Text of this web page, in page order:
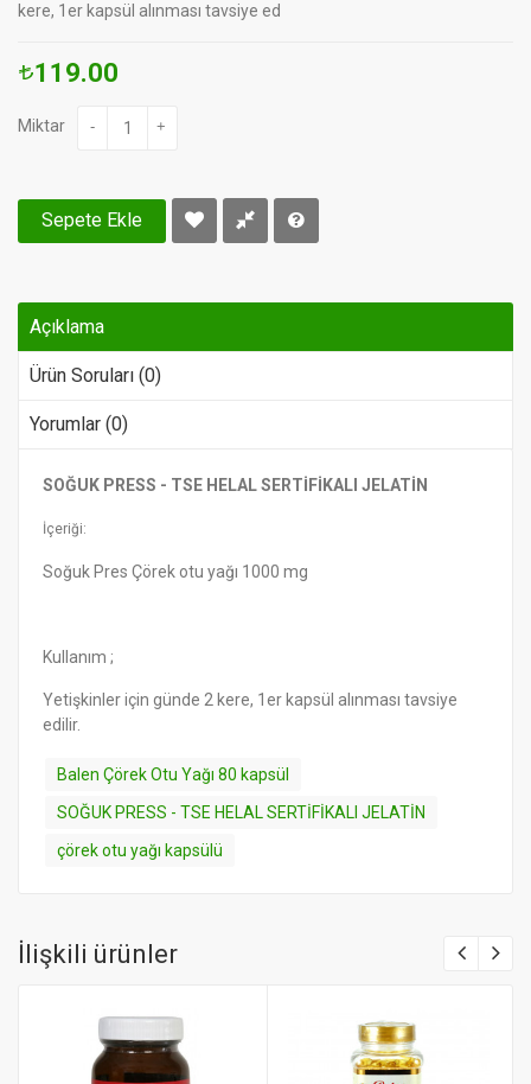
kere, 1er kapsül alınması tavsiye ed
119.00
Miktar - +
Sepete Ekle
Açıklama
Ürün Soruları (0)
Yorumlar (0)
SOĞUK PRESS - TSE HELAL SERTİFİKALI JELATİN
İçeriği:
Soğuk Pres Çörek otu yağı 1000 mg
Kullanım ;
Yetişkinler için günde 2 kere, 1er kapsül alınması tavsiye
edilir.
Balen Çörek Otu Yağı 80 kapsül
SOĞUK PRESS - TSE HELAL SERTİFİKALI JELATİN
çörek otu yağı kapsülü
İlişkili ürünler